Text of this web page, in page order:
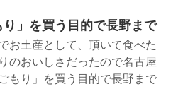
り」を買う目的で長野まで
お土産として、頂いて食べた
のおいしさだったので名古屋
もり」を買う目的で長野まで